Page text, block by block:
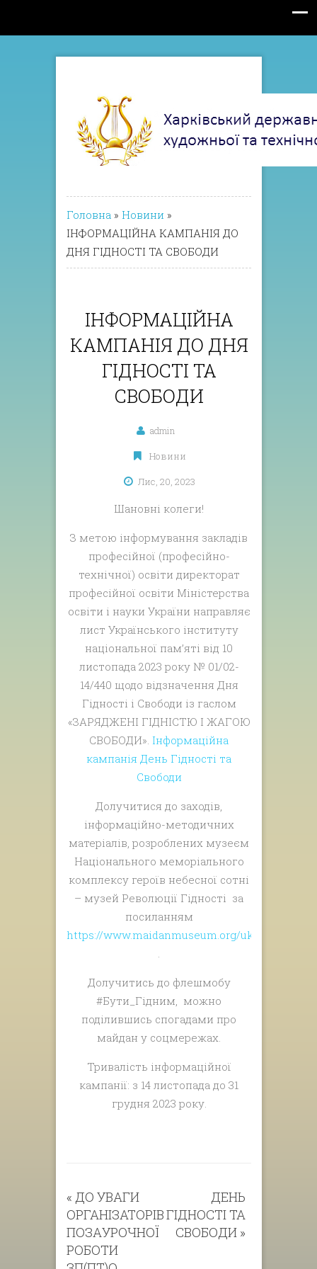
Головна » Новини »
ІНФОРМАЦІЙНА КАМПАНІЯ ДО
ДНЯ ГІДНОСТІ ТА СВОБОДИ
ІНФОРМАЦІЙНА
КАМПАНІЯ ДО ДНЯ
ГІДНОСТІ ТА
СВОБОДИ
admin
Новини
Лис, 20, 2023
Шановні колеги!
З метою інформування закладів
професійної (професійно-
технічної) освіти директорат
професійної освіти Міністерства
освіти і науки України направляє
лист Українського інституту
національної пам’яті від 10
листопада 2023 року № 01/02-
14/440 щодо відзначення Дня
Гідності і Свободи із гаслом
«ЗАРЯДЖЕНІ ГІДНІСТЮ І ЖАГОЮ
СВОБОДИ». Інформаційна
кампанія День Гідності та
Свободи
Долучитися до заходів,
інформаційно-методичних
матеріалів, розроблених музеєм
Національного меморіального
комплексу героїв небесної сотні
– музей Революції Гідності за
посиланням
https://www.maidanmuseum.org/uk
.
Долучитись до флешмобу
#Бути_Гідним, можно
поділившись спогадами про
майдан у соцмережах.
Тривалість інформаційної
кампанії: з 14 листопада до 31
грудня 2023 року.
« ДО УВАГИ
ОРГАНІЗАТОРІВ
ПОЗАУРОЧНОЇ
РОБОТИ
ДЕНЬ
ГІДНОСТІ ТА
СВОБОДИ »